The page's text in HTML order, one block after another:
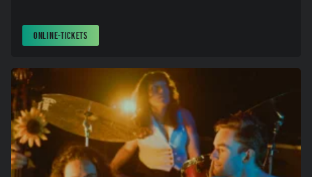
ONLINE-TICKETS